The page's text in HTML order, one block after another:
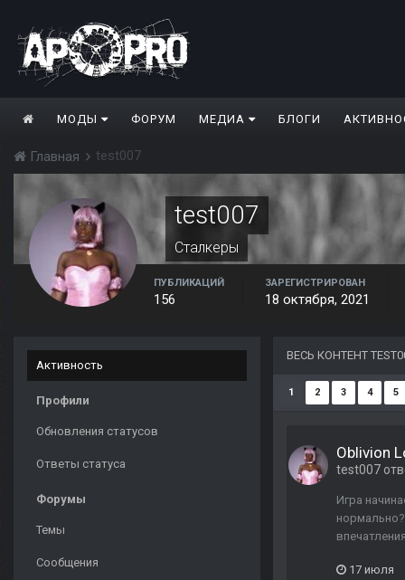
МОДЫ ФОРУМ МЕДИА БЛОГИ
Главная test007
test007
Сталкеры
ПУБЛИКАЦИЙ
156
ЗАРЕГИСТРИРОВАН
18 октября, 2021
Активность
Профили
Обновления статусов
Ответы статуса
Форумы
Темы
Сообщения
ВЕСЬ КОНТЕНТ
1 2 3 4 5
Oblivion
test007
Игра
17 июля